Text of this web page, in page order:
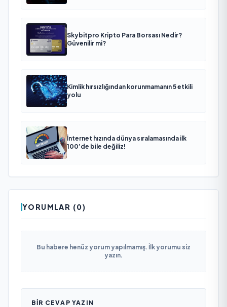
Skybitpro Kripto Para Borsası Nedir?
Güvenilir mi?
Kimlik hırsızlığından korunmamanın 5 etkili
yolu
İnternet hızında dünya sıralamasında ilk
100’de bile değiliz!
YORUMLAR (0)
Bu habere henüz yorum yapılmamış. İlk yorumu siz
yazın.
BIR CEVAP YAZIN